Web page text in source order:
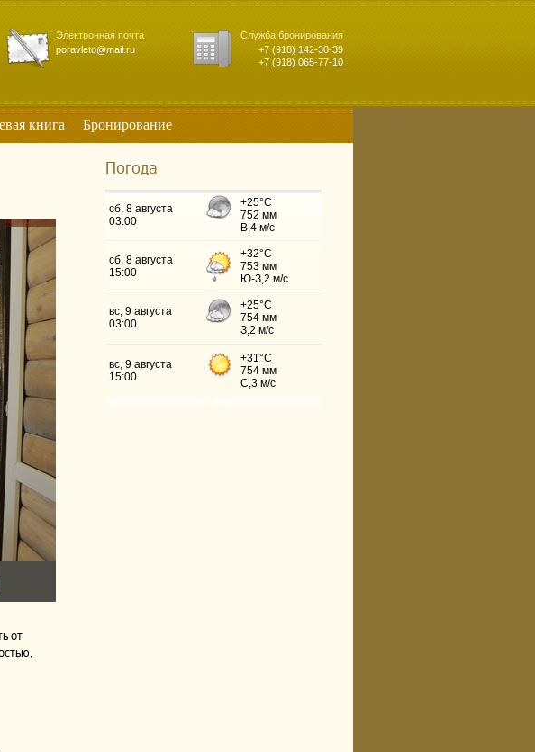
Электронная почта
poravleto@mail.ru
Служба бронирования
+7 (918) 142-30-39
+7 (918) 065-77-10
книга Бронирование
от
Погода